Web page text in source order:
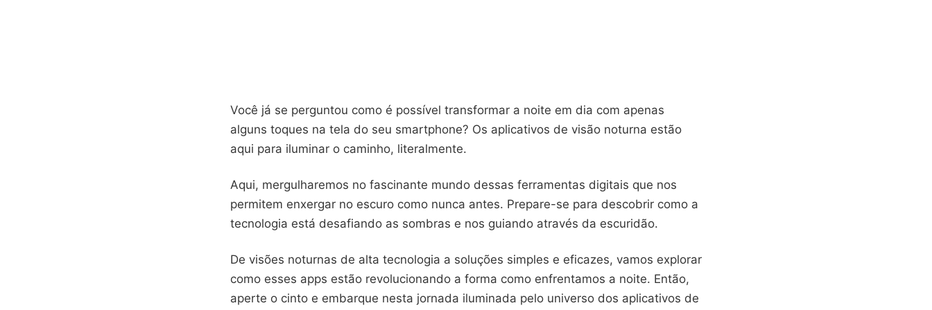
Você já se perguntou como é possível transformar a noite em dia com apenas
alguns toques na tela do seu smartphone? Os aplicativos de visão noturna estão
aqui para iluminar o caminho, literalmente.
Aqui, mergulharemos no fascinante mundo dessas ferramentas digitais que nos
permitem enxergar no escuro como nunca antes. Prepare-se para descobrir como a
tecnologia está desafiando as sombras e nos guiando através da escuridão.
De visões noturnas de alta tecnologia a soluções simples e eficazes, vamos explorar
como esses apps estão revolucionando a forma como enfrentamos a noite. Então,
aperte o cinto e embarque nesta jornada iluminada pelo universo dos aplicativos de